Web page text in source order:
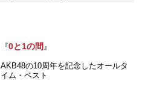
『0と1の間 』
AKB48の10周年を記念したオールタ
イム・ベスト